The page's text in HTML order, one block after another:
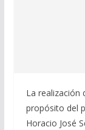
La realización
propósito del
Horacio José